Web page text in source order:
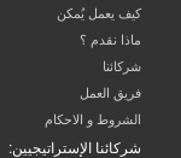
كيف يعمل يُمكن
ماذا نقدم ؟
شركائنا
فريق العمل
الشروط و الاحكام
شركائنا الإستراتيجيين: